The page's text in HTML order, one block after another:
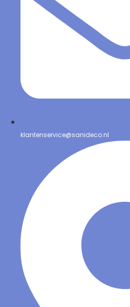
klantenservice@sanideco.nl